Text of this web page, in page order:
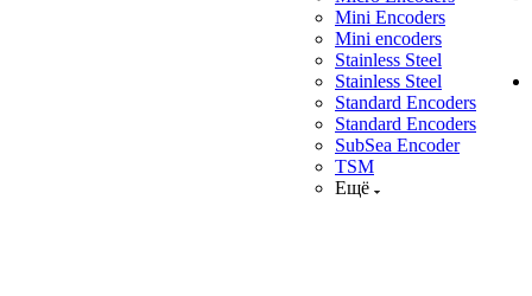
Mini Encoders
Mini encoders
Stainless Steel
Stainless Steel
Standard Encoders
Standard Encoders
SubSea Encoder
TSM
Ещё